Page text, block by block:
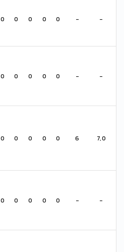
0 0 0 0 0 - -
0 0 0 0 0 - -
0 0 0 0 0 6 7,0
0 0 0 0 0 - -